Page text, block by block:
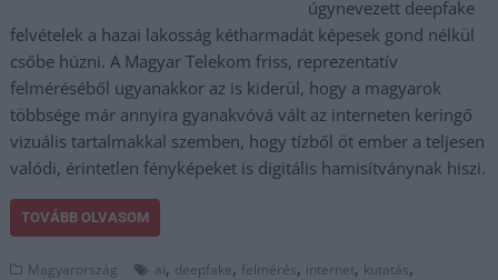
úgynevezett deepfake
felvételek a hazai lakosság kétharmadát képesek gond nélkül
csőbe húzni. A Magyar Telekom friss, reprezentatív
felméréséből ugyanakkor az is kiderül, hogy a magyarok
többsége már annyira gyanakvóvá vált az interneten keringő
vizuális tartalmakkal szemben, hogy tízből öt ember a teljesen
valódi, érintetlen fényképeket is digitális hamisítványnak hiszi.
TOVÁBB OLVASOM
Magyarország ai, deepfake, felmérés, internet, kutatás,